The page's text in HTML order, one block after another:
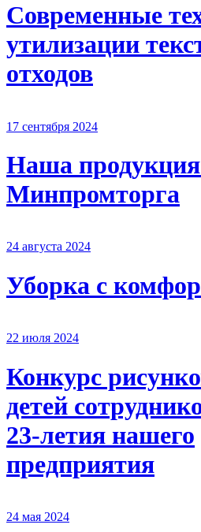
Современные
утилизации
отходов
17 сентября 2024
Наша продукция
Минпромторга
24 августа 2024
Уборка с
22 июля 2024
Конкурс
детей
23-летия нашего
предприятия
24 мая 2024